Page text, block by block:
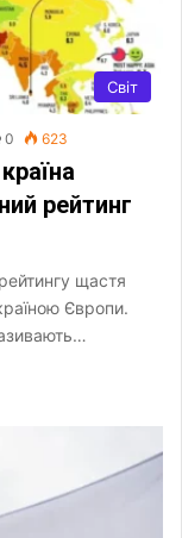
Світ
0 623
рейтинг
щастя
Європи.